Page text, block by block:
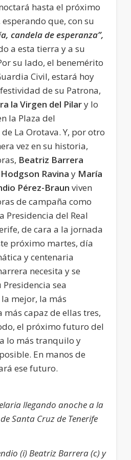
hasta el próximo
que, con su
candela de esperanza”,
a esta tierra y a su
su lado, el benemérito
Civil, estará hoy
de su Patrona,
la Virgen del Pilary lo
la Plaza del
La Orotava. Y, por otro
vez en su historia,
Beatriz Barrera
Ravina y María
Pérez-Braun viven
de campaña como
Presidencia del Real
de cara a la jornada
próximo martes, día
y centenaria
necesita y se
sea
mejor, la más
capaz de ellas tres,
el próximo futuro del
lo más tranquilo y
En manos de
ese futuro.
llegando anoche a la
Santa Cruz de Tenerife
(i) Beatriz Barrera (c) y